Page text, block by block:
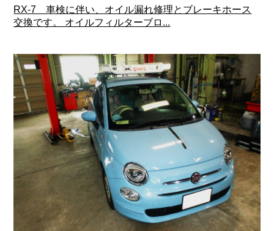
RX-7 車検に伴い、オイル漏れ修理とブレーキホース
交換です。 オイルフィルターブロ...